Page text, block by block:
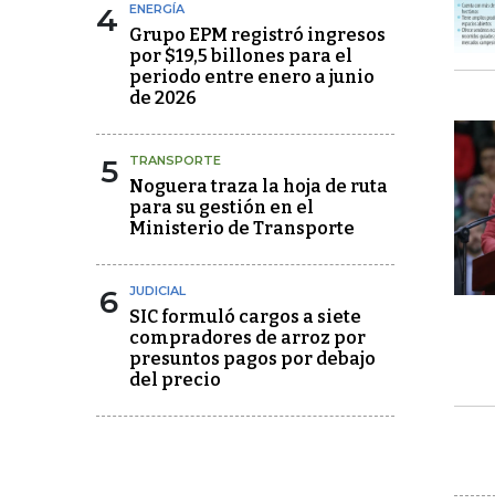
4 ENERGÍA
Grupo EPM registró ingresos
por $19,5 billones para el
periodo entre enero a junio
de 2026
5 TRANSPORTE
Noguera traza la hoja de ruta
para su gestión en el
Ministerio de Transporte
6 JUDICIAL
SIC formuló cargos a siete
compradores de arroz por
presuntos pagos por debajo
del precio